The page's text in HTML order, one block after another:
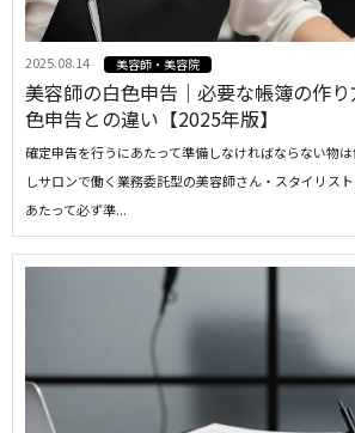
2025.08.14 美容師・美容院
美容師の白色申告｜必要な帳簿の作
色申告との違い【2025年版】
確定申告を行うにあたって準備しなければならない物
しサロンで働く業務委託型の美容師さん・スタイリス
あたって必ず準...